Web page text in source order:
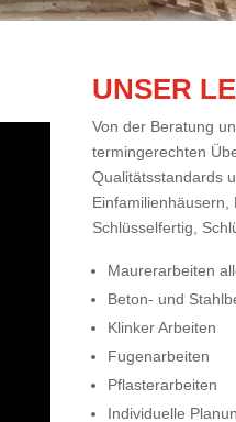
UNSER
Von der Beratung
termingerechten
Qualitätsstandards
Schlüsselfertig,
Maurerarbeiten
Beton- und
Klinker Arbeiten
Fugenarbeiten
Pflasterarbeiten
Individuelle